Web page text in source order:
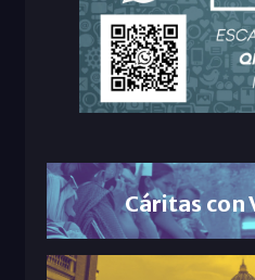
Cáritas con